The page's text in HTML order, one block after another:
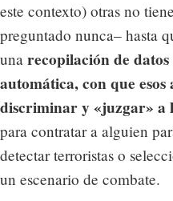
este contexto) otras no
preguntado nunca– hasta
una recopilación de
automática, con que
discriminar y «juzgar» a
para contratar a alguien
detectar terroristas o
un escenario de combate.